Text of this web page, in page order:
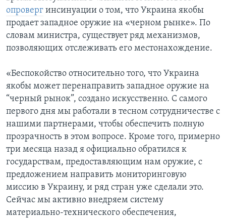
опроверг инсинуации о том, что Украина якобы
продает западное оружие на «черном рынке». По
словам министра, существует ряд механизмов,
позволяющих отслеживать его местонахождение.
«Беспокойство относительно того, что Украина
якобы может перенаправить западное оружие на
“черный рынок”, создано искусственно. С самого
первого дня мы работали в тесном сотрудничестве с
нашими партнерами, чтобы обеспечить полную
прозрачность в этом вопросе. Кроме того, примерно
три месяца назад я официально обратился к
государствам, предоставляющим нам оружие, с
предложением направить мониторинговую
миссию в Украину, и ряд стран уже сделали это.
Сейчас мы активно внедряем систему
материально-технического обеспечения,